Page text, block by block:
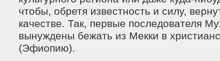
чтобы, обретя известность и силу,
качестве. Так, первые последователя
вынуждены бежать из Мекки в
(Эфиопию).